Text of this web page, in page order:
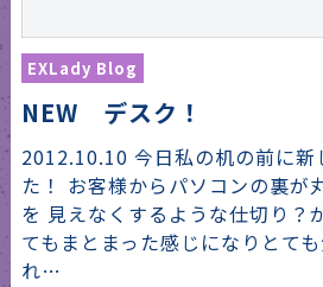
EXLady Blog
NEW デスク！
2012.10.10 今日私の机の前に新
た！ お客様からパソコンの裏が
を 見えなくするような仕切り
てもまとまった感じになりとて
れ…